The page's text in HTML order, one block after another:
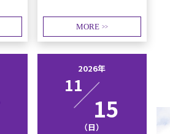
MORE >>
2026年
11
15
（日）